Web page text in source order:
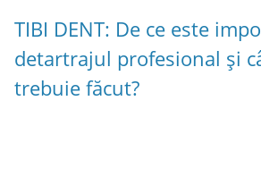
TIBI DENT: De ce este
detartrajul profesional și
trebuie făcut?